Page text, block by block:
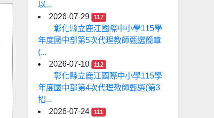
以...
2026-07-29
117
彰化縣立鹿江國際中小學115學
年度國中部第5次代理教師甄選簡章
(...
2026-07-10
112
彰化縣立鹿江國際中小學115學
年度國中部第4次代理教師甄選(第3
招...
2026-07-24
111